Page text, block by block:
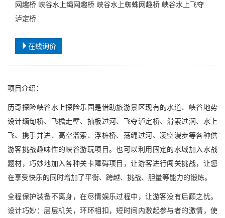
网趣桥 峡谷水上绳网趣桥 峡谷水上蜘蛛网趣桥 峡谷水上飞夺
泸定桥
在线询价
项目介绍：
历奇探险峡谷水上探险乐园是借助旅游景区现有的水道、峡谷地势
设计缅甸桥、飞檐走壁、抽板过河、飞夺泸定桥、滑索过涧、水上
飞、携手并进、高空溜索、浮桩桥、荡绳过河、凌空漫步等各种供
游客挑战趣味性的峡谷游玩项目。也可以利用固定的水域加入水战
题材，巧妙地加入各种关卡障碍项目，让游客进行闯关挑战，让您
在享受快乐的同时增加了平衡、跨越、挑战、胆量等能力的锻炼。
全程保护装备不离身，在尽情娱乐过程中，让游客没有后顾之忧。
设计巧妙：层层机关，环环相扣，短时间内激起参与者的激情，使